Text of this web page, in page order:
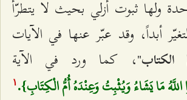
ولها ثبوت أزلي بحيث لا يتطرّأ
أبداً، وقد عبّر عنها في الآيات
الكتاب"، كما ورد في الآية
مَا يَشَاءُ وَيُثْبِتُ وَعِنْدَهُ أُمُّ الْكِتَابِ}. ۱